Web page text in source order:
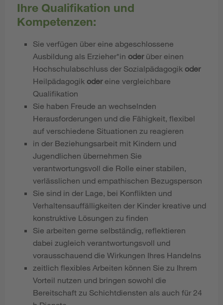
Ihre Qualifikation und
Kompetenzen:
Sie verfügen über eine abgeschlossene
Ausbildung als Erzieher*in oderüber einen
Hochschulabschluss der Sozialpädagogik oder
Heilpädagogik odereine vergleichbare
Qualifikation
Sie haben Freude an wechselnden
Herausforderungen und die Fähigkeit, flexibel
auf verschiedene Situationen zu reagieren
in der Beziehungsarbeit mit Kindern und
Jugendlichen übernehmen Sie
verantwortungsvoll die Rolle einer stabilen,
verlässlichen und empathischen Bezugsperson
Sie sind in der Lage, bei Konflikten und
Verhaltensauffälligkeiten der Kinder kreative und
konstruktive Lösungen zu finden
Sie arbeiten gerne selbständig, reflektieren
dabei zugleich verantwortungsvoll und
vorausschauend die Wirkungen Ihres Handelns
zeitlich flexibles Arbeiten können Sie zu Ihrem
Vorteil nutzen und bringen sowohl die
Bereitschaft zu Schichtdiensten als auch für 24